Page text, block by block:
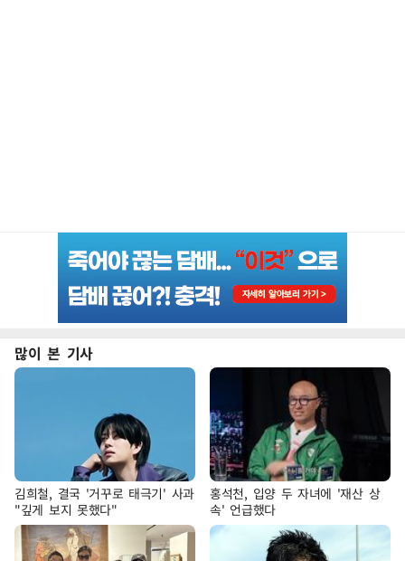
많이 본 기사
김희철, 결국 '거꾸로 태극기' 사과
"깊게 보지 못했다"
홍석천, 입양 두 자녀에 '재산 상
속' 언급했다